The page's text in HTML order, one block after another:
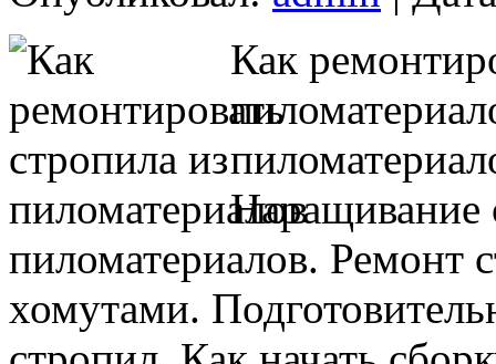
Как
Наращивание
пиломатериалов. Ремонт
хомутами.